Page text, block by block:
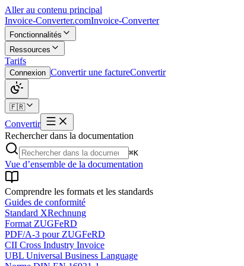
Aller au contenu principal
Invoice-Converter.comInvoice-Converter
Fonctionnalités
Ressources
Tarifs
Connexion Convertir une factureConvertir
🇫🇷
Convertir
Rechercher dans la documentation
⌘K
Vue d’ensemble de la documentation
Comprendre les formats et les standards
Guides de conformité
Standard XRechnung
Format ZUGFeRD
PDF/A-3 pour ZUGFeRD
CII Cross Industry Invoice
UBL Universal Business Language